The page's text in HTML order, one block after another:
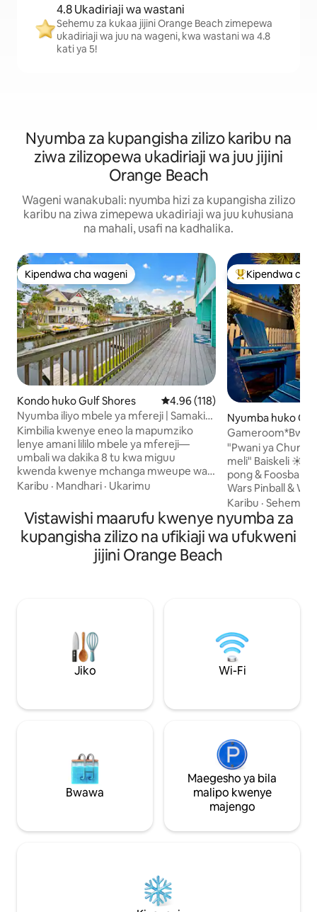
4.8 Ukadiriaji wa wastani
Sehemu za kukaa jijini Orange Beach zimepewa
ukadiriaji wa juu na wageni, kwa wastani wa 4.8
kati ya 5!
Nyumba za kupangisha zilizo karibu na
ziwa zilizopewa ukadiriaji wa juu jijini
Orange Beach
Wageni wanakubali: nyumba hizi za kupangisha zilizo
karibu na ziwa zimepewa ukadiriaji wa juu kuhusiana
na mahali, usafi na kadhalika.
Kipendwa cha wageni
Kipendwa cha wageni
Kondo huko Gulf Shores Ukadiriaji wa wastani wa 4.96
4.96 (118)
Nyumba iliyo mbele ya mfereji | Samaki
kutoka kwenye gati | Tembea hadi
ufukweni
Kimbilia kwenye eneo la mapumziko
lenye amani lililo mbele ya mfereji—
umbali wa dakika 8 tu kwa miguu
kwenda kwenye mchanga mweupe wa
Gulf Shores Public Beach na The
kutoka kwenye gati zinazofikika kwa
urahisi kando ya mfereji. Kunywa
kahawa na upumzike kwenye sitaha
kubwa yenye mandhari ya kupendeza ya
ufukweni. Choma kwenye eneo la
shughuli. Vifaa vya ufukweni na
maegesho ya bila malipo
yamejumuishwa! Ukaaji wa kila mwezi wa
watu wanaohama kwa msimu
maelezo :)
Karibu · Mandhari · Ukarimu
Kipendwa
Kipendwa cha
Nyumba huko
*Firepit*Ping Pong
"Pwani ya
meli" Baiskeli ☀ 8
pong & Foosball
Wars Pinball &
Jam na Pacman
kutembea kwa
midoli hutolewa)
dakika 1 kutoka
magari 3 ☀ Meza
wa kidijitali Ua wa
wa☀
kuning 'inia +
Lango la mtoto
Karibu ·Sehemu
Vistawishi maarufu kwenye nyumba za
kupangisha zilizo na ufikiaji wa ufukweni
jijini Orange Beach
Jiko Wi-Fi
Bwawa
Maegesho ya bila
malipo kwenye
majengo